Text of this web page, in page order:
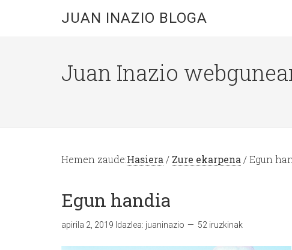
JUAN INAZIO BLOGA
Juan Inazio
Hemen zaude:Hasiera / Zure ekarpena / Egun
Egun handia
apirila 2, 2019 Idazlea: juaninazio 52 iruzkinak